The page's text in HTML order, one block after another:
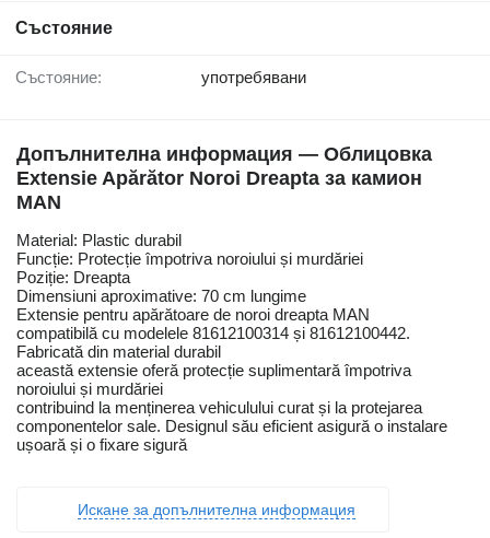
Състояние
Състояние: употребявани
Допълнителна информация — Облицовка
Extensie Apărător Noroi Dreapta за камион
MAN
Material: Plastic durabil
Funcție: Protecție împotriva noroiului și murdăriei
Poziție: Dreapta
Dimensiuni aproximative: 70 cm lungime
Extensie pentru apărătoare de noroi dreapta MAN
compatibilă cu modelele 81612100314 și 81612100442.
Fabricată din material durabil
această extensie oferă protecție suplimentară împotriva
noroiului și murdăriei
contribuind la menținerea vehiculului curat și la protejarea
componentelor sale. Designul său eficient asigură o instalare
ușoară și o fixare sigură
Искане за допълнителна информация